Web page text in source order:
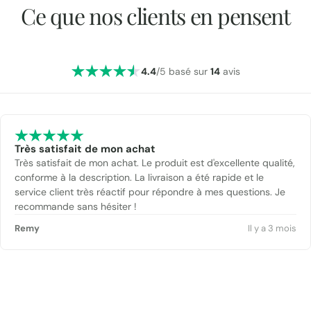
Ce que nos clients en pensent
4.4/5 basé sur 14avis
Très satisfait de mon achat
Très satisfait de mon achat. Le produit est d'excellente qualité,
conforme à la description. La livraison a été rapide et le
service client très réactif pour répondre à mes questions. Je
recommande sans hésiter !
Remy Il y a 3 mois